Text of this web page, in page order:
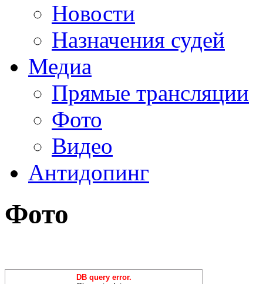
Новости
Назначения судей
Медиа
Прямые трансляции
Фото
Видео
Антидопинг
Фото
DB query error.